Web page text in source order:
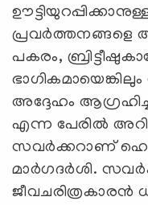
പ്രവര്‍ത്തനങ്ങളെ
പകരം,
അദ്ദേഹം
എന്ന പേരില്‍
സവര്‍ക്കറാണ്
മാര്‍ഗദര്‍ശി.